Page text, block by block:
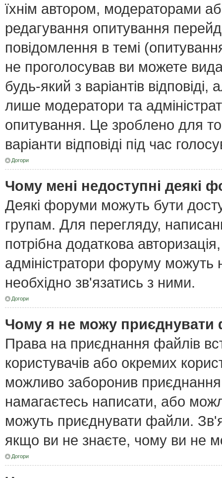
їхнім автором, модераторами
редагування опитування
повідомлення в темі
не проголосував ви можете
будь-який з варіантів
лише модератори та
опитування. Це зроблено для
варіанти відповіді під час
Догори
Чому мені недоступні деякі
Деякі форуми можуть бути
групам. Для перегляду,
потрібна додаткова
адміністратори форуму можуть
необхідно зв'язатись з ними.
Догори
Чому я не можу приєднувати
Права на приєднання файлів
користувачів або окремих
можливо заборонив
намагаєтесь написати, або
можуть приєднувати файли.
якщо ви не знаєте, чому ви не
Догори